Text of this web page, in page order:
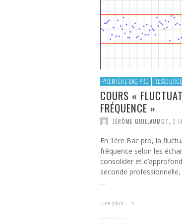
BACCALAURÉAT
VALÉRIE THÉRIC, 19
PREMIÈRE BAC PRO
COURS «
FRÉQUENCE »
JÉRÔME GUILLAUMOT 2
En 1ère Bac pro, la
fréquence selon les
consolider et
seconde
…
Lire plus…